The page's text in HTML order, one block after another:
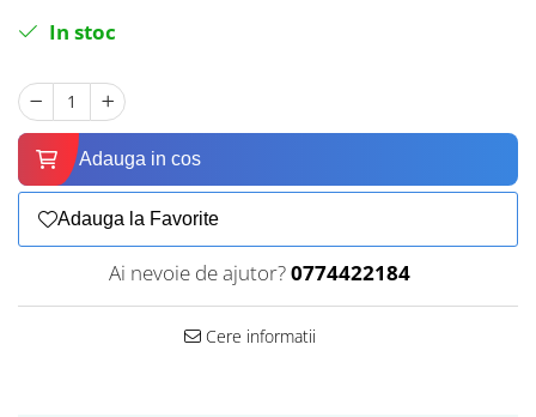
In stoc
Adauga in cos
Adauga la Favorite
Ai nevoie de ajutor?0774422184
Cere informatii